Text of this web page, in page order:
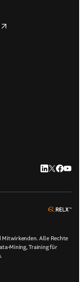
LinkedIn
Twitter
Mitwirkenden. Alle Rechte
Mining, Training für